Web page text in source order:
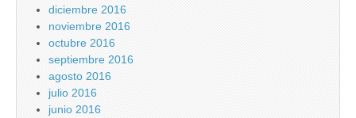
diciembre 2016
noviembre 2016
octubre 2016
septiembre 2016
agosto 2016
julio 2016
junio 2016